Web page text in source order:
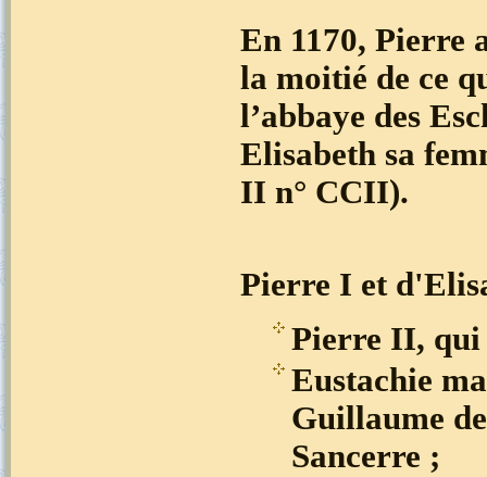
En 1170, Pierre
la moitié de ce
l’abbaye des
Elisabeth sa
II n° CCII).
Pierre I et
Pierre II, qui
Eustachie
Guillaume
Sancerre ;